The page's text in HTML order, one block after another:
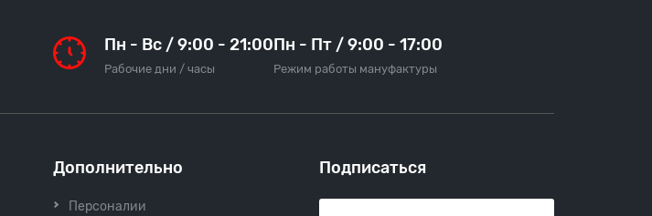
Пн - Вс / 9:00 - 21:00
Рабочие дни / часы
Пн - Пт / 9:00 - 17:00
Режим работы мануфактуры
Дополнительно
Персоналии
Подписаться